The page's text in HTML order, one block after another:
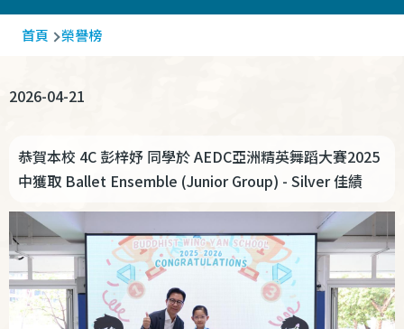
導
連
首頁 榮譽榜
2026-04-21
恭賀本校 4C 彭梓妤 同學於 AEDC亞洲精英舞蹈大賽2025
中獲取 Ballet Ensemble (Junior Group) - Silver 佳績